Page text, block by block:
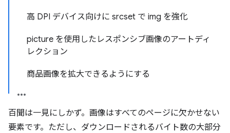
高 DPI デバイス向けに srcset で img を強化
picture を使用したレスポンシブ画像のアートディ
レクション
商品画像を拡大できるようにする
百聞は一見にしかず。画像はすべてのページに欠かせない
要素です。ただし、ダウンロードされるバイト数の大部分